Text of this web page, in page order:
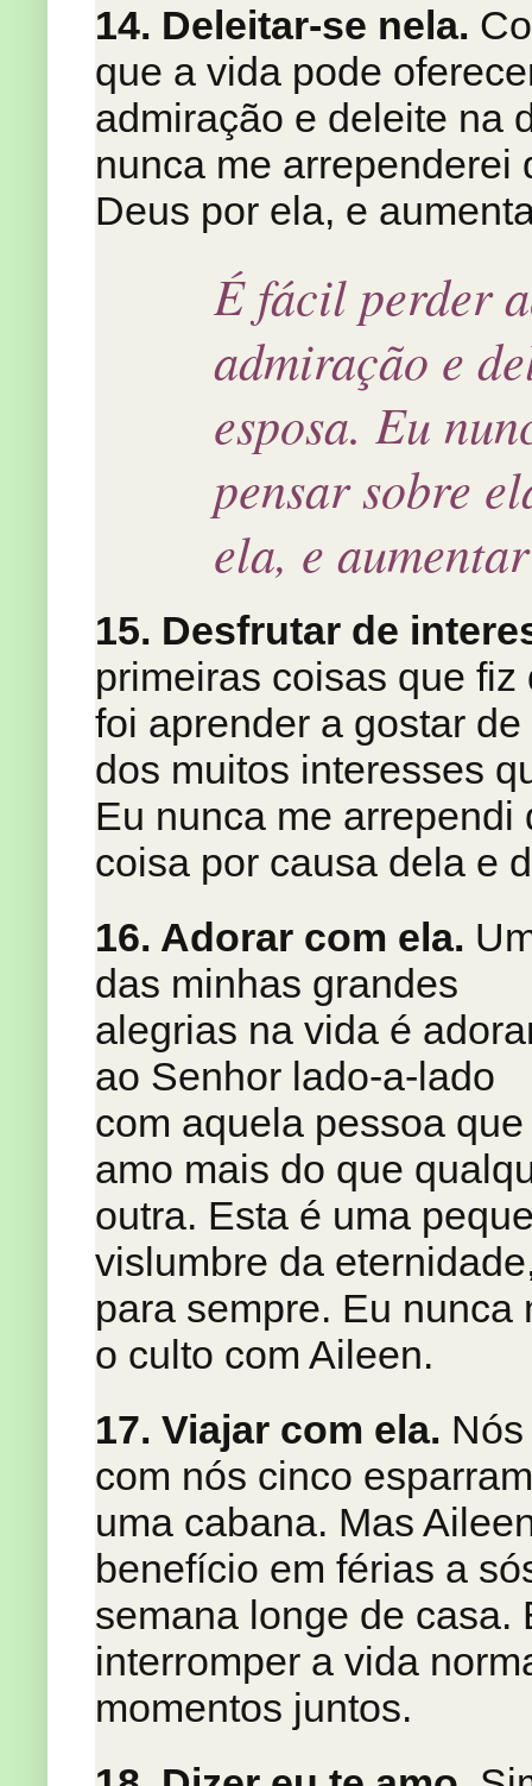
14. Deleitar-se nela.
que a vida pode
admiração e deleite na
nunca me arrependerei
Deus por ela, e
É fácil perder
admiração e
esposa. Eu
pensar sobre
ela, e
15. Desfrutar de
primeiras coisas que
foi aprender a gostar
dos muitos interesses
Eu nunca me
coisa por causa dela e
16. Adorar com ela.
das minhas grandes
alegrias na vida é
ao Senhor lado-a-lado
com aquela pessoa que
amo mais do que
outra. Esta é uma
vislumbre da
para sempre. Eu
o culto com Aileen.
17. Viajar com ela.
com nós cinco
uma cabana. Mas
benefício em férias a
semana longe de casa.
interromper a vida
momentos juntos.